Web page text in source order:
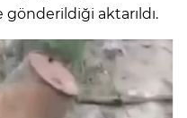
aktarıldı.